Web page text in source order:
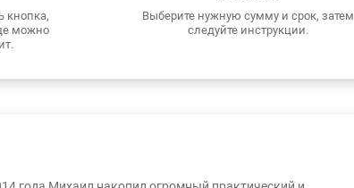
кнопка,
можно
Выберите нужную сумму и срок, затем
следуйте инструкции.